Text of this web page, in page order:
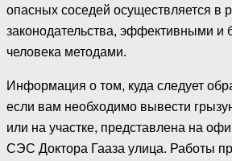
опасных соседей осуществляется в
законодательства, эффективными и
человека методами.
Информация о том, куда следует
если вам необходимо вывести
или на участке, представлена на
СЭС Доктора Гааза улица. Работы